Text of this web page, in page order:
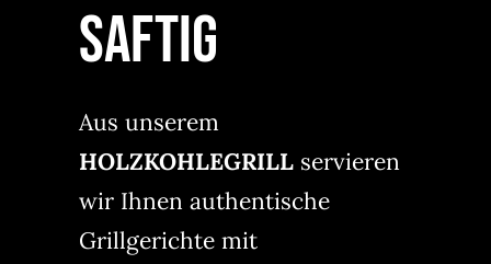
SAFTIG
Aus unserem
HOLZKOHLEGRILLservieren
wir Ihnen authentische
Grillgerichte mit